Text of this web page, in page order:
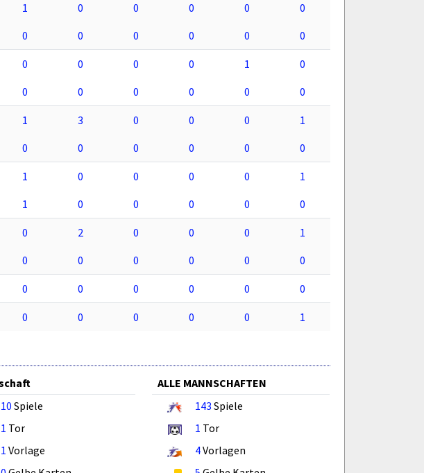
1 0 0 0 0
0
0 0 0 0 0 0
0 0 0 0 1
0
0 0 0 0 0 0
1 3 0 0 0
1
0 0 0 0 0 0
1 0 0 0 0
1
1 0 0 0 0 0
0 2 0 0 0
1
0 0 0 0 0 0
0 0 0 0 0 0
0 0 0 0 0 1
10 Spiele
1 Tor
1 Vorlage
ALLE MANNSCHAFTEN
143 Spiele
1 Tor
4Vorlagen